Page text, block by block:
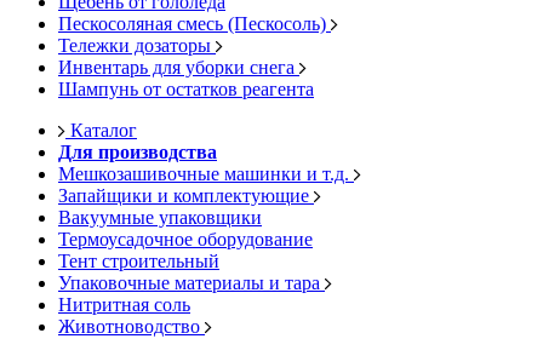
Пескосоляная смесь (Пескосоль)
Тележки дозаторы
Инвентарь для уборки снега
Шампунь от остатков реагента
Каталог
Для производства
Мешкозашивочные машинки и т.д.
Запайщики и комплектующие
Вакуумные упаковщики
Термоусадочное оборудование
Тент строительный
Упаковочные материалы и тара
Нитритная соль
Животноводство